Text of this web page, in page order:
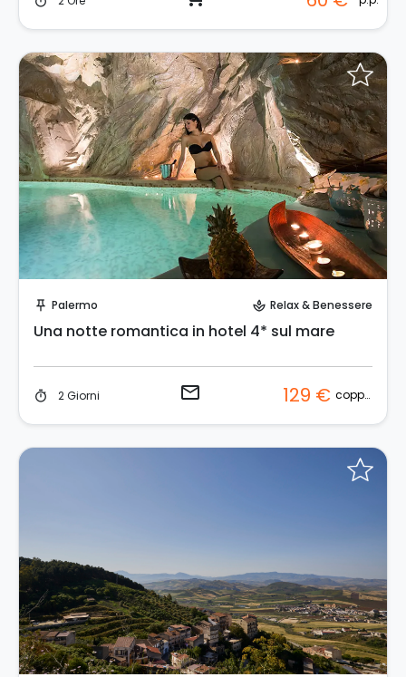
push_pin Palermo spa Relax & Benessere
Una notte romantica in hotel 4* sul mare
timer 2 Giorni email 129 € coppia